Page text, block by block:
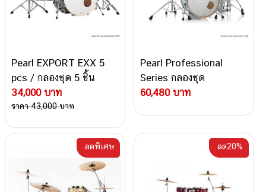
Pearl EXPORT EXX 5
pcs / กลองชุด 5 ชิ้น
34,000 บาท
ราคา 43,000 บาท
Pearl Professional
Series กลองชุด
60,480 บาท
ลดพิเศษ ลด20%